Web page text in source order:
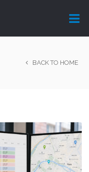
BACK TO HOME